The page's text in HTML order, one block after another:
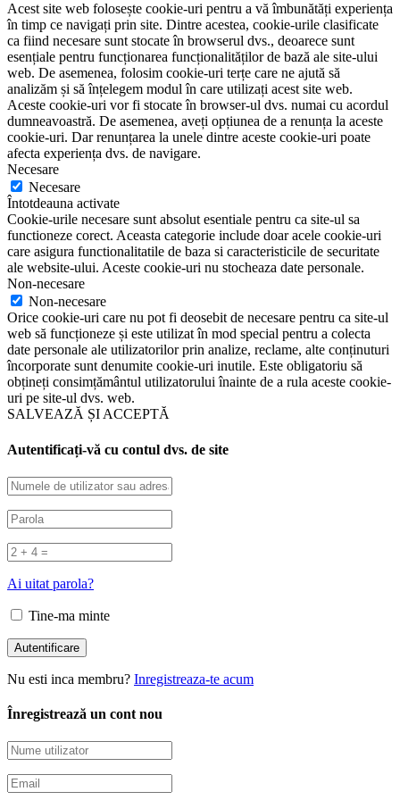
Acest site web folosește cookie-uri pentru a vă îmbunătăți experiența
în timp ce navigați prin site. Dintre acestea, cookie-urile clasificate
ca fiind necesare sunt stocate în browserul dvs., deoarece sunt
esențiale pentru funcționarea funcționalităților de bază ale site-ului
web. De asemenea, folosim cookie-uri terțe care ne ajută să
analizăm și să înțelegem modul în care utilizați acest site web.
Aceste cookie-uri vor fi stocate în browser-ul dvs. numai cu acordul
dumneavoastră. De asemenea, aveți opțiunea de a renunța la aceste
cookie-uri. Dar renunțarea la unele dintre aceste cookie-uri poate
afecta experiența dvs. de navigare.
Necesare
Necesare
Întotdeauna activate
Cookie-urile necesare sunt absolut esentiale pentru ca site-ul sa
functioneze corect. Aceasta categorie include doar acele cookie-uri
care asigura functionalitatile de baza si caracteristicile de securitate
ale website-ului. Aceste cookie-uri nu stocheaza date personale.
Non-necesare
Non-necesare
Orice cookie-uri care nu pot fi deosebit de necesare pentru ca site-ul
web să funcționeze și este utilizat în mod special pentru a colecta
date personale ale utilizatorilor prin analize, reclame, alte conținuturi
încorporate sunt denumite cookie-uri inutile. Este obligatoriu să
obțineți consimțământul utilizatorului înainte de a rula aceste cookie-
uri pe site-ul dvs. web.
SALVEAZĂ ȘI ACCEPTĂ
Autentificați-vă cu contul dvs. de site
Ai uitat parola?
Tine-ma minte
Nu esti inca membru? Inregistreaza-te acum
Înregistrează un cont nou